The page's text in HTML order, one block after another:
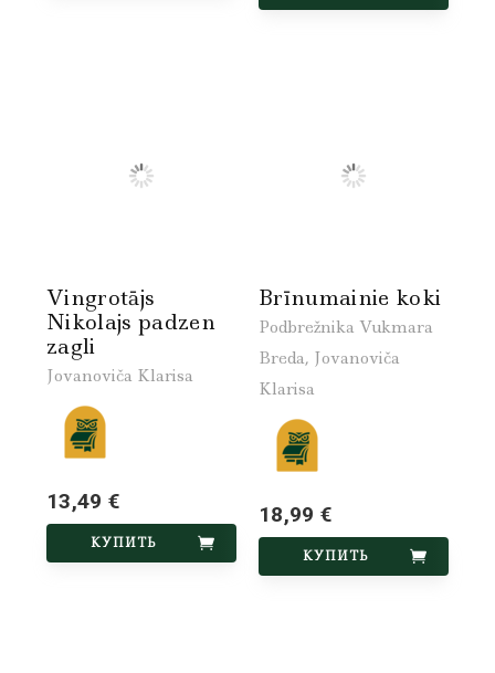
Vingrotājs
Nikolajs padzen
zagli
Jovanoviča Klarisa
13,49 €
КУПИТЬ
Brīnumainie koki
Podbrežnika Vukmara
Breda, Jovanoviča
Klarisa
18,99 €
КУПИТЬ